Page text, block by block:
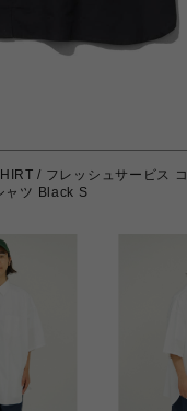
/ フレッシュサービス
ャツ Black S